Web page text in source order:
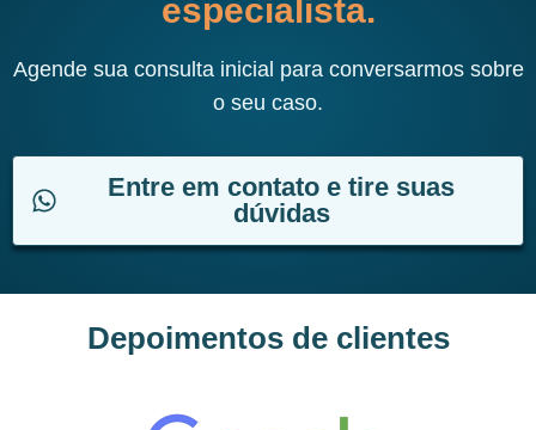
especialista.
Agende sua consulta inicial para conversarmos sobre
o seu caso.
Entre em contato e tire suas
dúvidas
Depoimentos de clientes